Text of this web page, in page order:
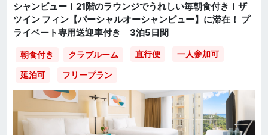
シャンビュー！21階のラウンジでうれしい毎朝食付き！ザ
ツイン フィン【パーシャルオーシャンビュー】に滞在！ プ
ライベート専用送迎車付き 3泊5日間
朝食付き クラブルーム 直行便 一人参加可
延泊可 フリープラン